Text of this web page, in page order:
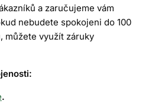
a zaručujeme vám
nebudete spokojeni do 100
můžete využít záruky
.